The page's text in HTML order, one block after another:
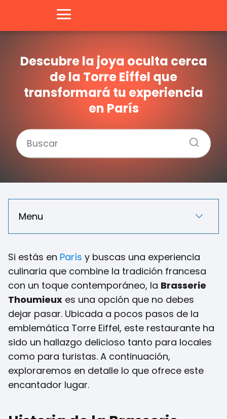
Descubre la joya oculta cerca
de la Torre Eiffel que
transformará tu experiencia
en París
Menu
Si estás en París y buscas una experiencia
culinaria que combine la tradición francesa
con un toque contemporáneo, la Brasserie
Thoumieux es una opción que no debes
dejar pasar. Ubicada a pocos pasos de la
emblemática Torre Eiffel, este restaurante ha
sido un hallazgo delicioso tanto para locales
como para turistas. A continuación,
exploraremos en detalle lo que ofrece este
encantador lugar.